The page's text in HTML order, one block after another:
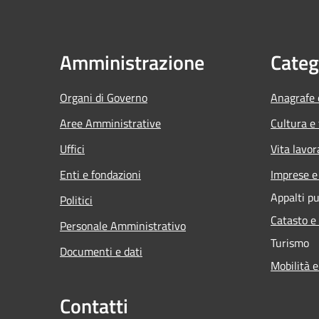
Amministrazione
Organi di Governo
Aree Amministrative
Uffici
Enti e fondazioni
Politici
Personale Amministrativo
Documenti e dati
Cultura
Vita
Imprese
Appalti
Catasto
Turismo
Mobilità
Contatti